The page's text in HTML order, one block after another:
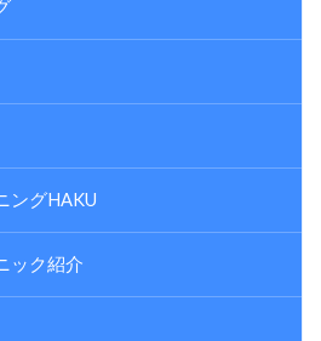
ングHAKU
ック紹介